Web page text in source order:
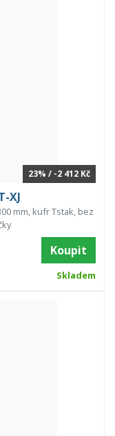
23% / -2 412 Kč
XJ
mm, kufr Tstak, bez
Koupit
Skladem